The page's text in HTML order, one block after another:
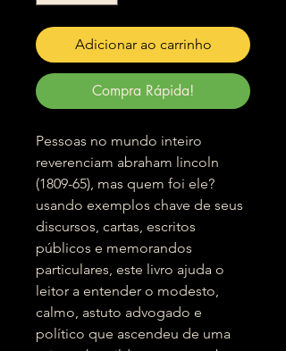
Adicionar ao carrinho
Compra Rápida!
Pessoas no mundo inteiro
reverenciam abraham lincoln
(1809-65), mas quem foi ele?
usando exemplos chave de seus
discursos, cartas, escritos
públicos e memorandos
particulares, este livro ajuda o
leitor a entender o modesto,
calmo, astuto advogado e
político que ascendeu de uma